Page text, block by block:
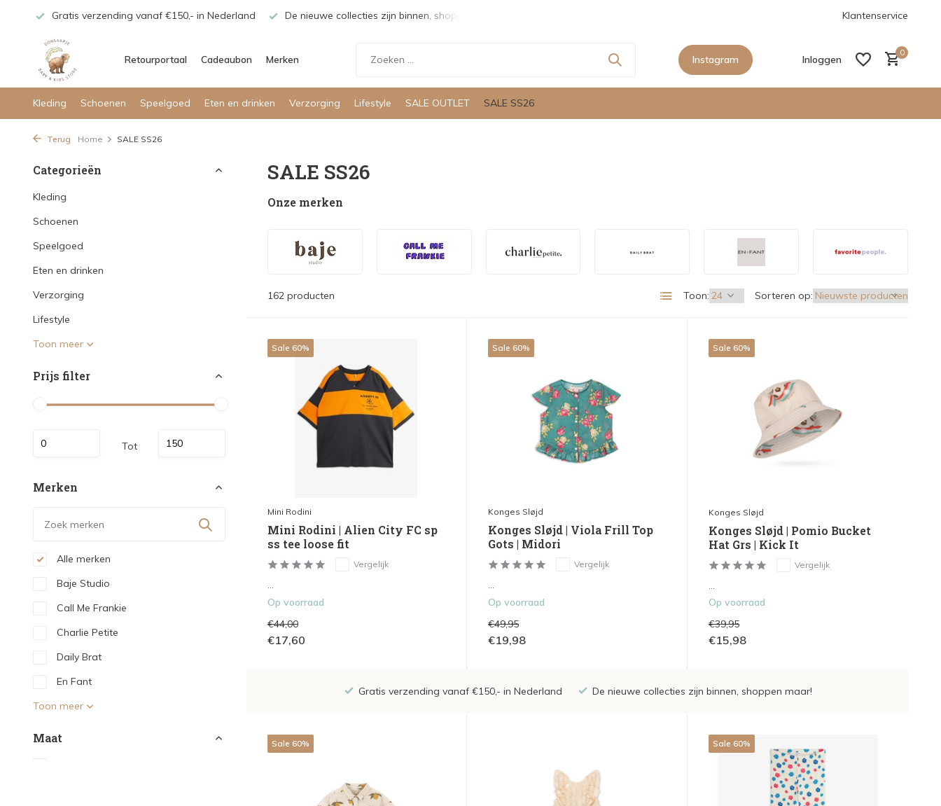
De nieuwe collecties zijn binnen, shoppen maar! Gratis verzending vanaf €150,- in Nederland Klantenservice
Retourportaal Cadeaubon Merken Instagram Inloggen
0
Kleding Schoenen Speelgoed Eten en drinken Verzorging Lifestyle SALE OUTLET SALE SS26
Terug Home SALE SS26
Categorieën
Kleding
Schoenen
Speelgoed
Eten en drinken
Verzorging
Lifestyle
Toon meer
Prijs filter
Tot
Merken
Alle merken
Baje Studio
Call Me Frankie
Charlie Petite
Daily Brat
En Fant
Toon meer
Maat
SALE SS26
Onze merken
162 producten Toon: Sorteren op:
Sale 60%
Mini Rodini
Mini Rodini | Alien City FC sp
ss tee loose fit
Vergelijk
...
Op voorraad
€44,00
€17,60
Sale 60%
Konges Sløjd
Konges Sløjd | Viola Frill Top
Gots | Midori
Vergelijk
...
Op voorraad
€49,95
€19,98
Sale 60%
Konges Sløjd
Konges Sløjd | Pomio Bucket
Hat Grs | Kick It
Vergelijk
...
Op voorraad
€39,95
€15,98
Gratis verzending vanaf €150,- in Nederland De nieuwe collecties zijn binnen, shoppen maar!
Sale 60% Sale 60%